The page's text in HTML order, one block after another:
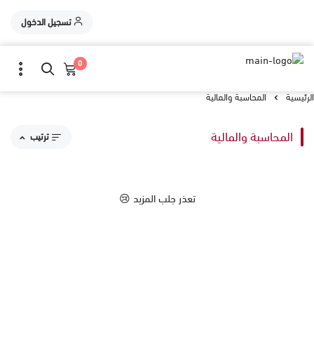
تسجيل الدخول
0
الرئيسية المحاسبة والمالية
المحاسبة والمالية ترتيب
الاكثر مبيعاً
تعذر جلب المزيد 😢